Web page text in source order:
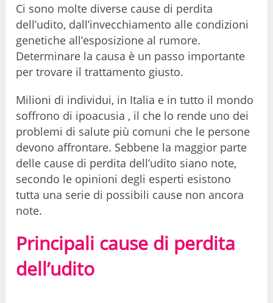
Ci sono molte diverse cause di perdita
dell’udito, dall’invecchiamento alle condizioni
genetiche all’esposizione al rumore.
Determinare la causa è un passo importante
per trovare il trattamento giusto.
Milioni di individui, in Italia e in tutto il mondo
soffrono di ipoacusia , il che lo rende uno dei
problemi di salute più comuni che le persone
devono affrontare. Sebbene la maggior parte
delle cause di perdita dell’udito siano note,
secondo le opinioni degli esperti esistono
tutta una serie di possibili cause non ancora
note.
Principali cause di perdita
dell’udito